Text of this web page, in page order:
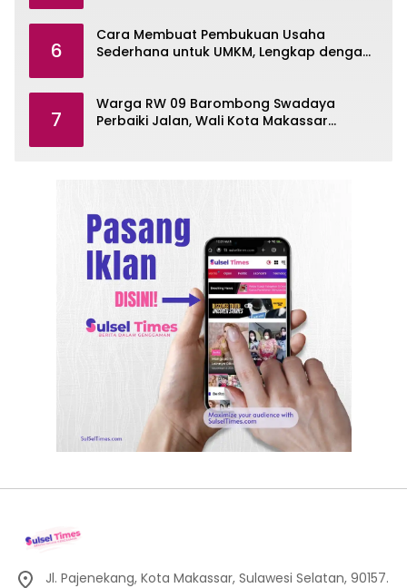
6
Cara Membuat Pembukuan Usaha
Sederhana untuk UMKM, Lengkap dengan
7
Warga RW 09 Barombong Swadaya
Perbaiki Jalan, Wali Kota Makassar
Jl. Pajenekang, Kota Makassar, Sulawesi Selatan, 90157.